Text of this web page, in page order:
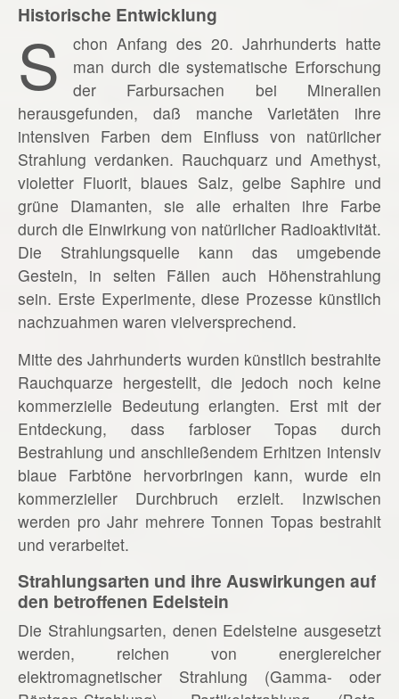
Historische Entwicklung
S
chon Anfang des 20. Jahrhunderts hatte
man durch die systematische Erforschung
der Farbursachen bei Mineralien
herausgefunden, daß manche Varietäten ihre
intensiven Farben dem Einfluss von natürlicher
Strahlung verdanken. Rauchquarz und Amethyst,
violetter Fluorit, blaues Salz, gelbe Saphire und
grüne Diamanten, sie alle erhalten ihre Farbe
durch die Einwirkung von natürlicher Radioaktivität.
Die Strahlungsquelle kann das umgebende
Gestein, in selten Fällen auch Höhenstrahlung
sein. Erste Experimente, diese Prozesse künstlich
nachzuahmen waren vielversprechend.
Mitte des Jahrhunderts wurden künstlich bestrahlte
Rauchquarze hergestellt, die jedoch noch keine
kommerzielle Bedeutung erlangten. Erst mit der
Entdeckung, dass farbloser Topas durch
Bestrahlung und anschließendem Erhitzen intensiv
blaue Farbtöne hervorbringen kann, wurde ein
kommerzieller Durchbruch erzielt. Inzwischen
werden pro Jahr mehrere Tonnen Topas bestrahlt
und verarbeitet.
Strahlungsarten und ihre Auswirkungen auf
den betroffenen Edelstein
Die Strahlungsarten, denen Edelsteine ausgesetzt
werden, reichen von energiereicher
elektromagnetischer Strahlung (Gamma- oder